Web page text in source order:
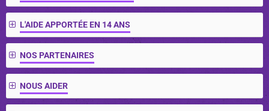
L'AIDE APPORTÉE EN 14 ANS
NOS PARTENAIRES
NOUS AIDER